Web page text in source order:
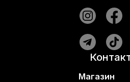
Магазин